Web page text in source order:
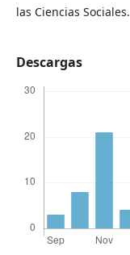
las Ciencias Sociales.
Descargas